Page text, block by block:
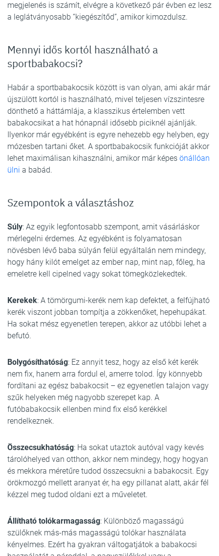
megjelenés is számít, elvégre a következő pár évben ez lesz
a leglátványosabb “kiegészítőd”, amikor kimozdulsz.
Mennyi idős kortól használható a
sportbabakocsi?
Habár a sportbabakocsik között is van olyan, ami akár már
újszülött kortól is használható, mivel teljesen vízszintesre
dönthető a háttámlája, a klasszikus értelemben vett
babakocsikat a hat hónapnál idősebb piciknél ajánlják.
Ilyenkor már egyébként is egyre nehezebb egy helyben, egy
mózesben tartani őket. A sportbabakocsik funkcióját akkor
lehet maximálisan kihasználni, amikor már képes önállóan
ülni a babád.
Szempontok a választáshoz
Súly: Az egyik legfontosabb szempont, amit vásárláskor
mérlegelni érdemes. Az egyébként is folyamatosan
növésben lévő baba súlyán felül egyáltalán nem mindegy,
hogy hány kilót emelget az ember nap, mint nap, főleg, ha
emeletre kell cipelned vagy sokat tömegközlekedtek.
Kerekek: A tömörgumi-kerék nem kap defektet, a felfújható
kerék viszont jobban tompítja a zökkenőket, hepehupákat.
Ha sokat mész egyenetlen terepen, akkor az utóbbi lehet a
befutó.
Bolygósíthatóság: Ez annyit tesz, hogy az első két kerék
nem fix, hanem arra fordul el, amerre tolod. Így könnyebb
fordítani az egész babakocsit – ez egyenetlen talajon vagy
szűk helyeken még nagyobb szerepet kap. A
futóbabakocsik ellenben mind fix első kerékkel
rendelkeznek.
Összecsukhatóság: Ha sokat utaztok autóval vagy kevés
tárolóhelyed van otthon, akkor nem mindegy, hogy hogyan
és mekkora méretűre tudod összecsukni a babakocsit. Egy
örökmozgó mellett aranyat ér, ha egy pillanat alatt, akár fél
kézzel meg tudod oldani ezt a műveletet.
Állítható tolókarmagasság: Különböző magasságú
szülőknek más-más magasságú tolókar használata
kényelmes. Ezért ha gyakran váltogatjátok a babakocsi